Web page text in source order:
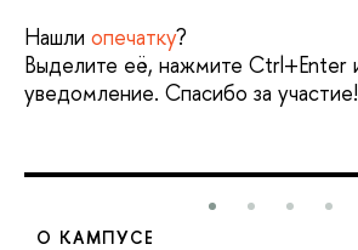
Нашли опечатку?
Выделите её, нажмите Ctrl+Enter
уведомление. Спасибо за участие!
О КАМПУСЕ